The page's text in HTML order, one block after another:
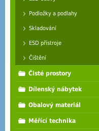
Podložky a podlahy
Skladování
ESD přístroje
Čištění
Čisté prostory
Dílenský nábytek
Obalový materiál
Měřící technika